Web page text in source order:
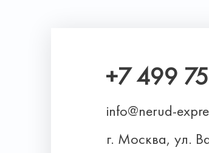
+7 499
info@nerud-
г. Москва, ул.